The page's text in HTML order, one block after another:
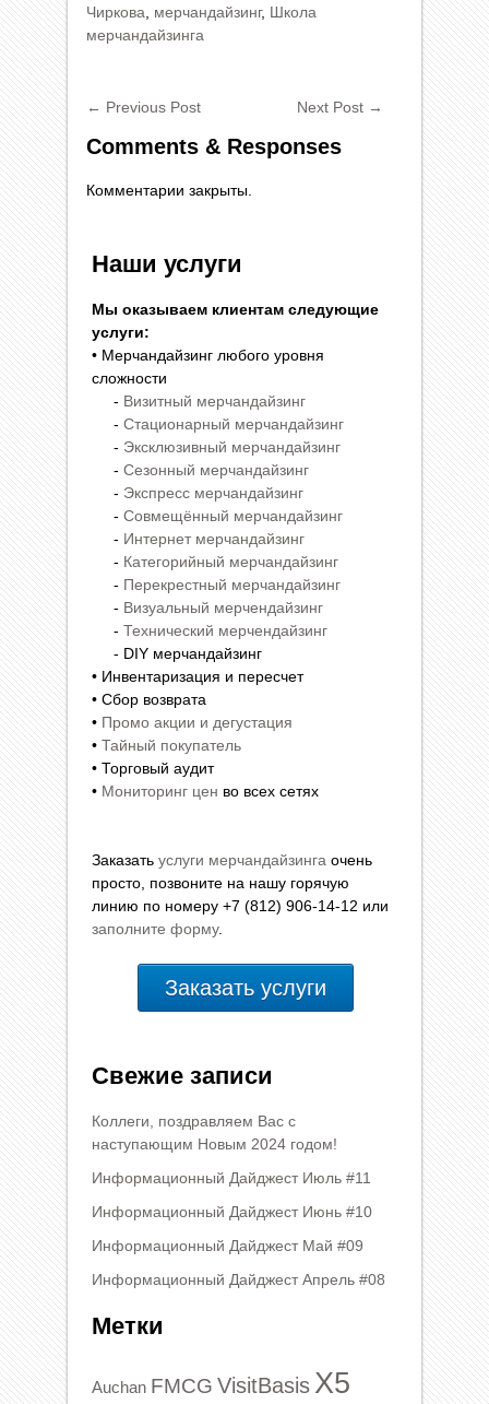
Чиркова
мерчандайзинг, Школа
мерчандайзинга
← Previous Post Next Post →
Comments & Responses
Комментарии закрыты.
Наши услуги
Мы оказываем клиентам следующие
услуги:
• Мерчандайзинг любого уровня
сложности
- Визитный мерчандайзинг
- Стационарный мерчандайзинг
- Эксклюзивный мерчандайзинг
- Сезонный мерчандайзинг
- Экспресс мерчандайзинг
- Совмещённый мерчандайзинг
- Интернет мерчандайзинг
- Категорийный мерчандайзинг
- Перекрестный мерчандайзинг
- Визуальный мерчендайзинг
- Технический мерчендайзинг
- DIY мерчандайзинг
• Инвентаризация и пересчет
• Сбор возврата
• Промо акции и дегустация
• Тайный покупатель
• Торговый аудит
• Мониторинг цен во всех сетях
Заказать услуги мерчандайзинга очень
просто, позвоните на нашу горячую
линию по номеру +7 (812) 906-14-12 или
заполните форму.
Заказать услуги
Свежие записи
Коллеги, поздравляем Вас с
наступающим Новым 2024 годом!
Информационный Дайджест Июль #11
Информационный Дайджест Июнь #10
Информационный Дайджест Май #09
Информационный Дайджест Апрель #08
Метки
Auchan FMCG VisitBasis X5